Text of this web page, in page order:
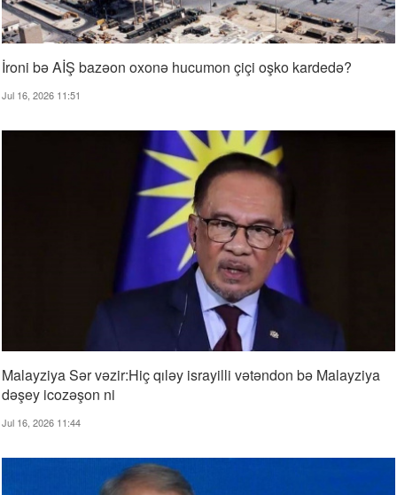
İroni bə AİŞ bazəon oxonə hucumon çiçi oşko kardedə?
Jul 16, 2026 11:51
Malayziya Sər vəzir:Hiç qıləy israyilli vətəndon bə Malayziya
dəşey icozəşon ni
Jul 16, 2026 11:44